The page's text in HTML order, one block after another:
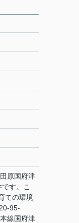
原国府津
す。こ
ての環境
95-
線国府津